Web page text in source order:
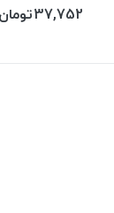
37,752تومان